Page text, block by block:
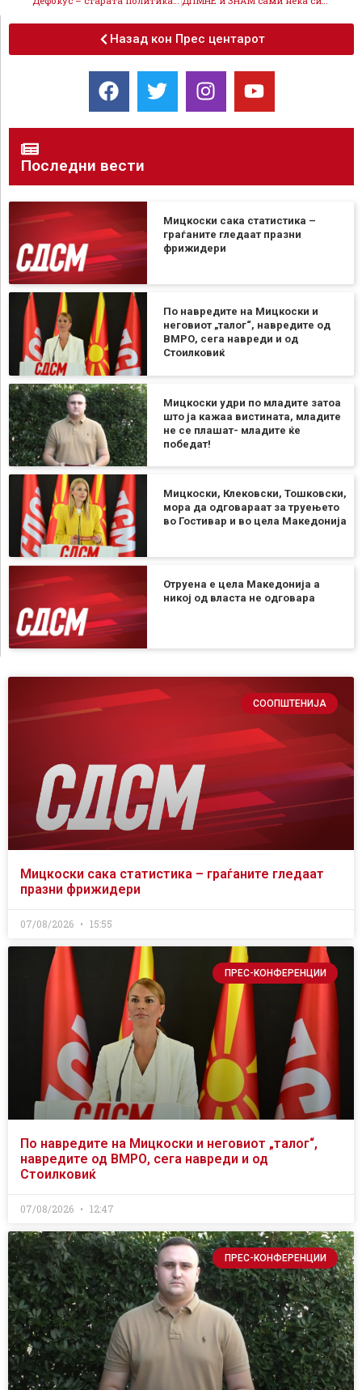
Назад кон Прес центарот
Последни вести
Мицкоски сака статистика –
граѓаните гледаат празни
фрижидери
По навредите на Мицкоски и
неговиот „талог“, навредите од
ВМРО, сега навреди и од
Стоилковиќ
Мицкоски удри по младите затоа
што ја кажаа вистината, младите
не се плашат- младите ќе
победат!
Мицкоски, Клековски, Тошковски,
мора да одговараат за труењето
во Гостивар и во цела Македонија
Отруена е цела Македонија а
никој од власта не одговара
СООПШТЕНИЈА
Мицкоски сака статистика – граѓаните гледаат
празни фрижидери
07/08/2026 15:55
ПРЕС-КОНФЕРЕНЦИИ
По навредите на Мицкоски и неговиот „талог“,
навредите од ВМРО, сега навреди и од
Стоилковиќ
07/08/2026 12:47
ПРЕС-КОНФЕРЕНЦИИ